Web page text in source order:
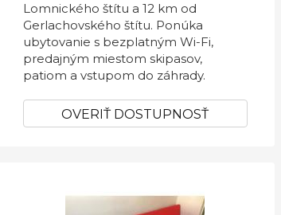
Lomnického štítu a 12 km od
Gerlachovského štítu. Ponúka
ubytovanie s bezplatným Wi-Fi,
predajným miestom skipasov,
patiom a vstupom do záhrady.
OVERIŤ DOSTUPNOSŤ